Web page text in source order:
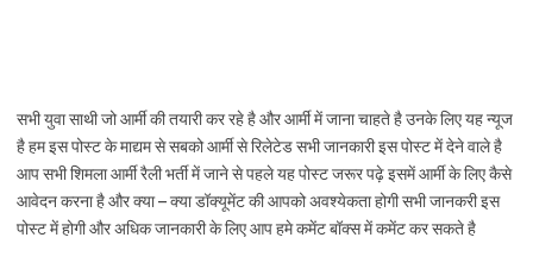
सभी युवा साथी जो आर्मी की तयारी कर रहे है और आर्मी में जाना चाहते है उनके लिए यह न्यूज
है हम इस पोस्ट के माद्यम से सबको आर्मी से रिलेटेड सभी जानकारी इस पोस्ट में देने वाले है
आप सभी शिमला आर्मी रैली भर्ती में जाने से पहले यह पोस्ट जरूर पढ़े इसमें आर्मी के लिए कैसे
आवेदन करना है और क्या – क्या डॉक्यूमेंट की आपको अवश्येकता होगी सभी जानकरी इस
पोस्ट में होगी और अधिक जानकारी के लिए आप हमे कमेंट बॉक्स में कमेंट कर सकते है